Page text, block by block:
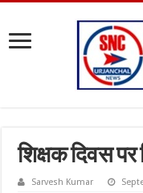
शिक्षक दिवस पर
Sarvesh Kumar